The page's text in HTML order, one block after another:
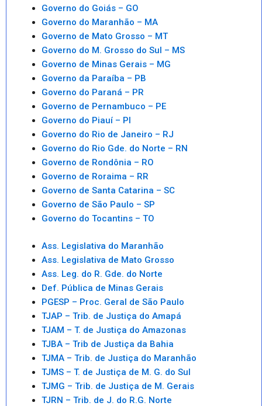
Governo do Goiás – GO
Governo do Maranhão – MA
Governo de Mato Grosso – MT
Governo do M. Grosso do Sul – MS
Governo de Minas Gerais – MG
Governo da Paraíba – PB
Governo do Paraná – PR
Governo de Pernambuco – PE
Governo do Piauí – PI
Governo do Rio de Janeiro – RJ
Governo do Rio Gde. do Norte – RN
Governo de Rondônia – RO
Governo de Roraima – RR
Governo de Santa Catarina – SC
Governo de São Paulo – SP
Governo do Tocantins – TO
Ass. Legislativa do Maranhão
Ass. Legislativa de Mato Grosso
Ass. Leg. do R. Gde. do Norte
Def. Pública de Minas Gerais
PGESP – Proc. Geral de São Paulo
TJAP – Trib. de Justiça do Amapá
TJAM – T. de Justiça do Amazonas
TJBA – Trib de Justiça da Bahia
TJMA – Trib. de Justiça do Maranhão
TJMS – T. de Justiça de M. G. do Sul
TJMG – Trib. de Justiça de M. Gerais
TJRN – Trib. de J. do R.G. Norte